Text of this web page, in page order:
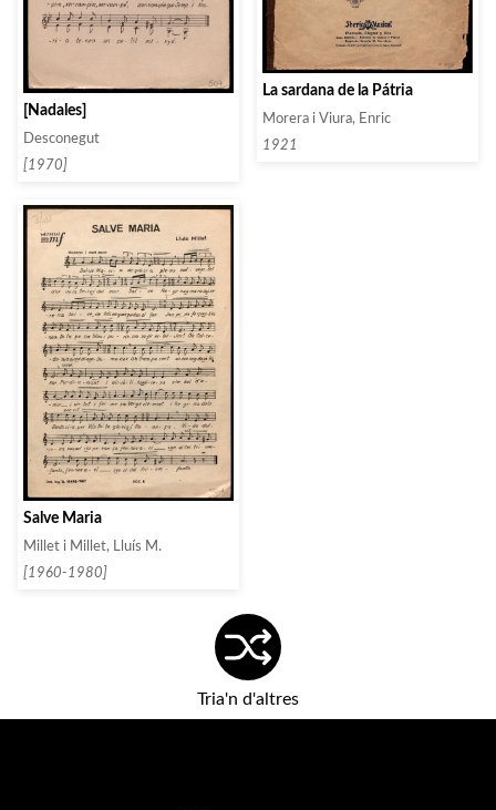
[Nadales]
Desconegut
[1970]
La sardana de la Pátria
Morera i Viura, Enric
1921
Salve Maria
Millet i Millet, Lluís M.
[1960-1980]
Tria'n d'altres